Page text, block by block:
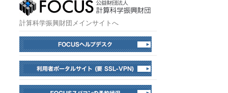
計算科学振興財団メインサイトへ